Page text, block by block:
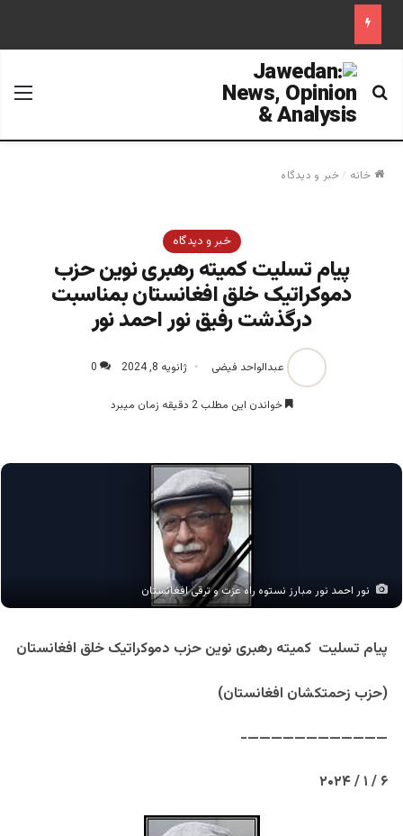
جستجو برای
خانه /خبر و دیدگاه
خبر و دیدگاه
پیام تسلیت کمیته رهبری نوین حزب
دموکراتیک خلق افغانستان بمناسبت
درگذشت رفیق نور احمد نور
عبدالواحد فیضی ژانویه 8, 2024 0
خواندن این مطلب 2 دقیقه زمان میبرد
نور احمد نور مبارز نستوه راه عزت و ترقی افغانستان
پیام تسلیت کميته رهبری نوین حزب دموکراتیک خلق افغانستان
(حزب زحمتکشان افغانستان)
————————————-
۶ / ۱ / ۲۰۲۴